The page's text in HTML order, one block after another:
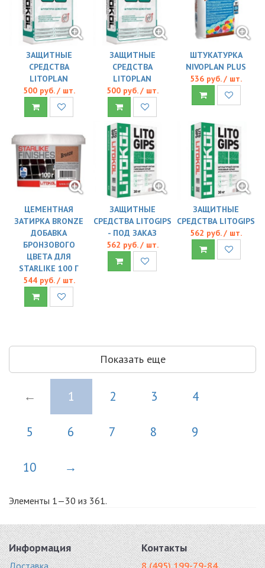
ЗАЩИТНЫЕ
СРЕДСТВА
LITOPLAN
500 руб. / шт.
ЗАЩИТНЫЕ
СРЕДСТВА
LITOPLAN
500 руб. / шт.
ШТУКАТУРКА
NIVOPLAN PLUS
536 руб. / шт.
ЦЕМЕНТНАЯ
ЗАТИРКА BRONZE
ДОБАВКА
БРОНЗОВОГО
ЦВЕТА ДЛЯ
STARLIKE 100 Г
544 руб. / шт.
ЗАЩИТНЫЕ
СРЕДСТВА LITOGIPS
- ПОД ЗАКАЗ
562 руб. / шт.
ЗАЩИТНЫЕ
СРЕДСТВА LITOGIPS
562 руб. / шт.
Показать еще
← 1 2 3 4
5 6 7 8 9
10 →
Элементы 1—30 из 361.
Информация Контакты